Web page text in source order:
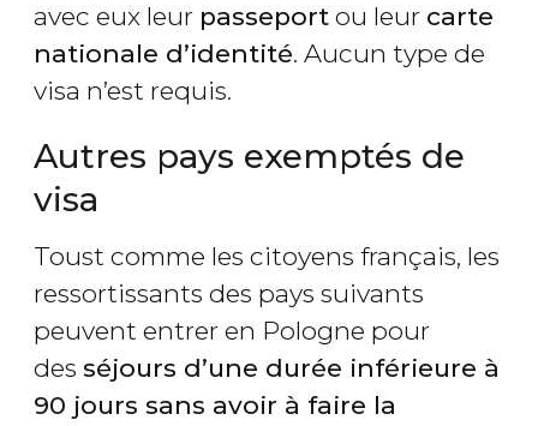
avec eux leur passeport ou leur carte
nationale d’identité. Aucun type de
visa n’est requis.
Autres pays exemptés de
visa
Toust comme les citoyens français, les
ressortissants des pays suivants
peuvent entrer en Pologne pour
des séjours d’une durée inférieure à
90 jours sans avoir à faire la